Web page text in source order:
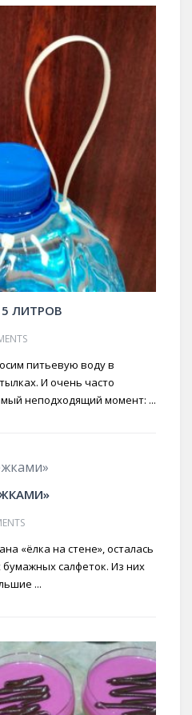
ЛИТРОВ
питьевую воду в
И очень часто
неподходящий момент: ...
«ёлка на стене», осталась
салфеток. Из них
...